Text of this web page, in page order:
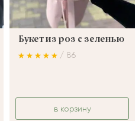
Букет из роз с зеленью
/ 86
в корзину